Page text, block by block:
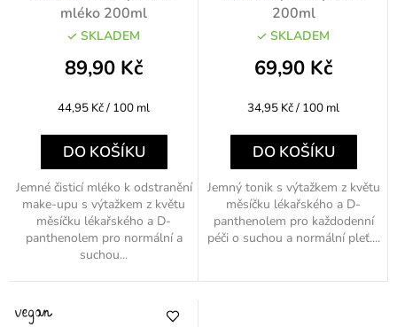
mléko 200ml
SKLADEM
89,90 Kč
Měrná
44,95 Kč / 100 ml
DO KOŠÍKU
Jemné čisticí mléko k odstranění
make-upu s výtažkem z květu
měsíčku lékařského a D-
panthenolem pro normální a
suchou...
200ml
SKLADEM
69,90 Kč
Měrná
34,95 Kč / 100 ml
DO KOŠÍKU
Jemný tonik s výtažkem z květu
měsíčku lékařského a D-
panthenolem pro každodenní
péči o suchou a normální pleť....